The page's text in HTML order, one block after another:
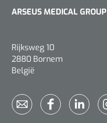
ARSEUS MEDICAL GROUP
Rijksweg 10
2880 Bornem
België